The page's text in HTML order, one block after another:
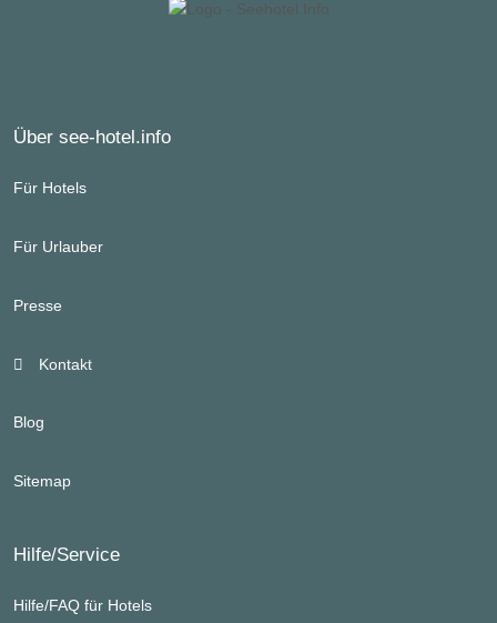
Über see-hotel.info
Für Hotels
Für Urlauber
Presse
Kontakt
Blog
Sitemap
Hilfe/Service
Hilfe/FAQ für Hotels